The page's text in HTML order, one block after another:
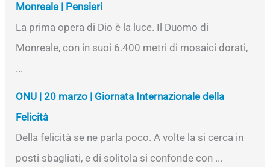
Monreale | Pensieri
La prima opera di Dio è la luce. Il Duomo di
Monreale, con in suoi 6.400 metri di mosaici dorati,
...
ONU | 20 marzo | Giornata Internazionale della
Felicità
Della felicità se ne parla poco. A volte la si cerca in
posti sbagliati, e di solitola si confonde con ...